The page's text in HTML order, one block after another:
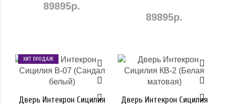
89895р.
89895р.
ХИТ ПРОДАЖ
Дверь Интекрон Сицилия
Дверь Интекрон Сицилия